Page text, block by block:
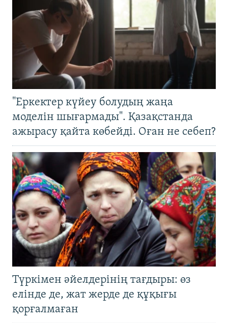
"Еркектер күйеу болудың жаңа
моделін шығармады". Қазақстанда
ажырасу қайта көбейді. Оған не себеп?
Түркімен әйелдерінің тағдыры: өз
елінде де, жат жерде де құқығы
қорғалмаған